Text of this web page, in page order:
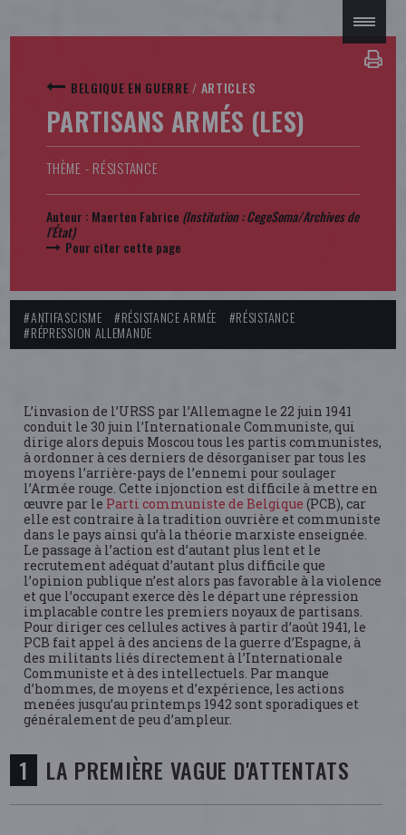
BELGIQUE EN GUERRE/ ARTICLES
PARTISANS ARMÉS (LES)
THÈME - RÉSISTANCE
Auteur : Maerten Fabrice (Institution :CegeSoma/Archives de
l'État)
Pour citer cette page
#ANTIFASCISME #RÉSISTANCE ARMÉE
#RÉSISTANCE
#RÉPRESSION ALLEMANDE
L’invasion de l’URSS par l’Allemagne le 22 juin 1941
conduit le 30 juin l’Internationale Communiste, qui
dirige alors depuis Moscou tous les partis communistes,
à ordonner à ces derniers de désorganiser par tous les
moyens l’arrière-pays de l’ennemi pour soulager
l’Armée rouge. Cette injonction est difficile à mettre en
œuvre par le Parti communiste de Belgique (PCB), car
elle est contraire à la tradition ouvrière et communiste
dans le pays ainsi qu’à la théorie marxiste enseignée.
Le passage à l’action est d’autant plus lent et le
recrutement adéquat d’autant plus difficile que
l’opinion publique n’est alors pas favorable à la violence
et que l’occupant exerce dès le départ une répression
implacable contre les premiers noyaux de partisans.
Pour diriger ces cellules actives à partir d’août 1941, le
PCB fait appel à des anciens de la guerre d’Espagne, à
des militants liés directement à l’Internationale
Communiste et à des intellectuels. Par manque
d’hommes, de moyens et d’expérience, les actions
menées jusqu’au printemps 1942 sont sporadiques et
généralement de peu d’ampleur.
LA PREMIÈRE VAGUE D'ATTENTATS